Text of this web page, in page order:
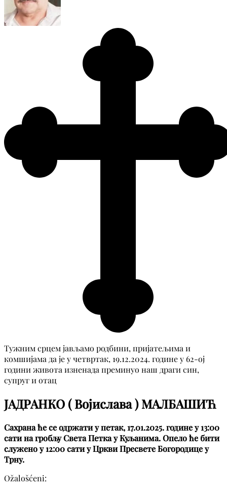
Тужним срцем јављамо родбини, пријатељима и
комшијама да је у четвртак, 19.12.2024. године у 62-ој
години живота изненада преминуо наш драги син,
супруг и отац
ЈАДРАНКО ( Војислава ) МАЛБАШИЋ
Сахрана ће се одржати у петак, 17.01.2025. године у 13:00
сати на гробљу Света Петка у Куљанима. Опело ће бити
служено у 12:00 сати у Цркви Пресвете Богородице у
Трну.
Ožalošćeni: